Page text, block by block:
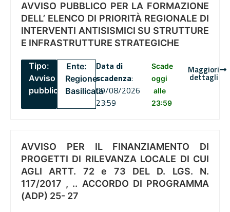
AVVISO PUBBLICO PER LA FORMAZIONE
DELL’ ELENCO DI PRIORITÀ REGIONALE DI
INTERVENTI ANTISISMICI SU STRUTTURE
E INFRASTRUTTURE STRATEGICHE
Tipo:
Avviso
pubblico
Ente:
Regione
Basilicata
Data di
scadenza:
09/08/2026
23:59
Scade
oggi
alle
23:59
Maggiori
dettagli
AVVISO PER IL FINANZIAMENTO DI
PROGETTI DI RILEVANZA LOCALE DI CUI
AGLI ARTT. 72 e 73 DEL D. LGS. N.
117/2017 , .. ACCORDO DI PROGRAMMA
(ADP) 25- 27